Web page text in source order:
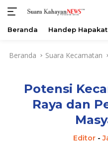
Beranda Handep Hapakat
Beranda Suara Kecamatan
Potensi
Raya dan
Editor -